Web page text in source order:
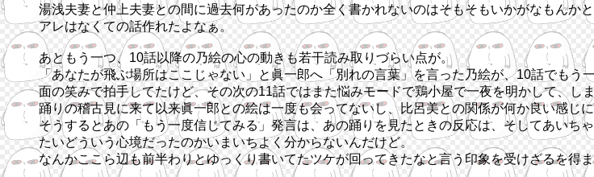
湯浅夫妻と仲上夫妻との間に過去何があったのか全く書かれないのはそもそもいかがなもんか
アレはなくての話作れたよなぁ。
あともう一つ、10話以降の乃絵の心の動きも若干読み取りづらい点が。
「あなたが飛ぶ場所はここじゃない」と眞一郎へ「別れの言葉」を言った乃絵が、10話でも
面の笑みで拍手してたけど、その次の11話ではまた悩みモードで鶏小屋で一夜を明かして、し
踊りの稽古見に来て以来眞一郎との絵は一度も会ってないし、比呂美との関係が何か良い感じ
そうするとあの「もう一度信じてみる」発言は、あの踊りを見たときの反応は、そしてあい
たいどういう心境だったのかいまいちよく分からないんだけど。
なんかここら辺も前半わりとゆっくり書いてたツケが回ってきたなと言う印象を受けざるを得